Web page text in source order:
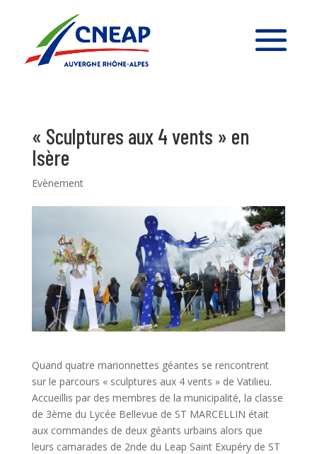
« Sculptures aux 4 vents » en
Isère
Evènement
Quand quatre marionnettes géantes se rencontrent
sur le parcours « sculptures aux 4 vents » de Vatilieu.
Accueillis par des membres de la municipalité, la classe
de 3ème du Lycée Bellevue de ST MARCELLIN était
aux commandes de deux géants urbains alors que
leurs camarades de 2nde du Leap Saint Exupéry de ST